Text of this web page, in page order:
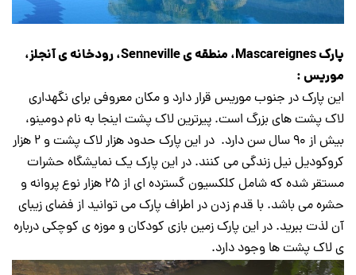
پارک Mascareignes، منطقه ی Senneville، رودخانه ی آنجلز،
موریس :
این پارک در جنوب موریس قرار دارد و مکان معروفی برای نگهداری
لاک پشت های بزرگ است. پیرترین لاک پشت اینجا به نام دومینو،
بیش از ۹۰ سال سن دارد. در این پارک حدود هزار لاک پشت و ۲ هزار
کروکودیل نیل زندگی می کنند. در این پارک یک نمایشگاه حشرات
مستقر شده که شامل کلکسیون گسترده ای از ۲۵ هزار نوع پروانه و
حشره می باشد. با قدم زدن در اطراف پارک می توانید از فضای زیبای
آن لذت ببرید. در این پارک زمین بازی کودکان و موزه ی کوچکی درباره
ی لاک پشت ها وجود دارد.